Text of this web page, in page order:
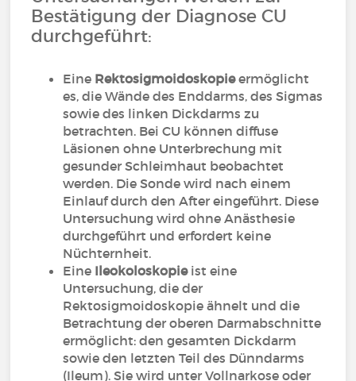
Bestätigung der Diagnose CU
durchgeführt:
Eine Rektosigmoidoskopieermöglicht
es, die Wände des Enddarms, des Sigmas
sowie des linken Dickdarms zu
betrachten. Bei CU können diffuse
Läsionen ohne Unterbrechung mit
gesunder Schleimhaut beobachtet
werden. Die Sonde wird nach einem
Einlauf durch den After eingeführt. Diese
Untersuchung wird ohne Anästhesie
durchgeführt und erfordert keine
Nüchternheit.
Eine Ileokoloskopieist eine
Untersuchung, die der
Rektosigmoidoskopie ähnelt und die
Betrachtung der oberen Darmabschnitte
ermöglicht: den gesamten Dickdarm
sowie den letzten Teil des Dünndarms
(Ileum). Sie wird unter Vollnarkose oder